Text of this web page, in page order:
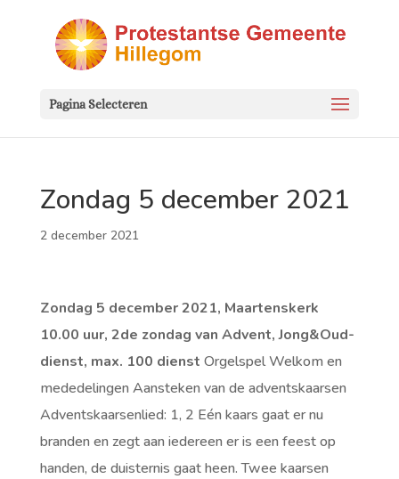
Pagina Selecteren
Zondag 5 december 2021
2 december 2021
Zondag 5 december 2021, Maartenskerk
10.00 uur, 2de zondag van Advent, Jong&Oud-
dienst, max. 100 dienst Orgelspel Welkom en
mededelingen Aansteken van de adventskaarsen
Adventskaarsenlied: 1, 2 Eén kaars gaat er nu
branden en zegt aan iedereen er is een feest op
handen, de duisternis gaat heen. Twee kaarsen